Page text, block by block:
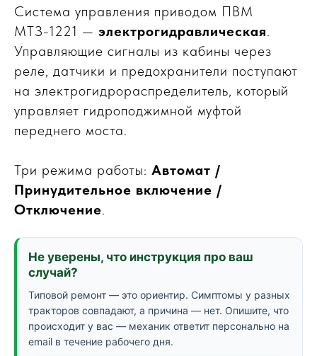
Система управления приводом ПВМ
МТЗ-1221 — электрогидравлическая.
Управляющие сигналы из кабины через
реле, датчики и предохранители поступают
на электрогидрораспределитель, который
управляет гидроподжимной муфтой
переднего моста.
Три режима работы: Автомат /
Принудительное включение /
Отключение.
Не уверены, что инструкция про ваш
случай?
Типовой ремонт — это ориентир. Симптомы у разных
тракторов совпадают, а причина — нет. Опишите, что
происходит у вас — механик ответит персонально на
email в течение рабочего дня.